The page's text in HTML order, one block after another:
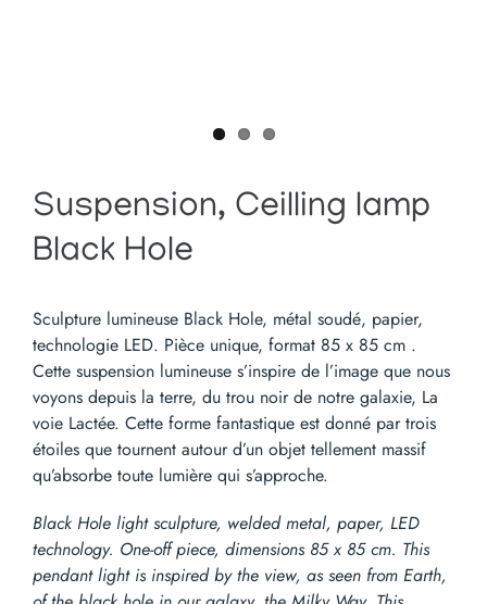
Suspension, Ceilling lamp
Black Hole
Sculpture lumineuse Black Hole, métal soudé, papier,
technologie LED. Pièce unique, format 85 x 85 cm .
Cette suspension lumineuse s’inspire de l’image que nous
voyons depuis la terre, du trou noir de notre galaxie, La
voie Lactée. Cette forme fantastique est donné par trois
étoiles que tournent autour d’un objet tellement massif
qu’absorbe toute lumière qui s’approche.
Black Hole light sculpture, welded metal, paper, LED
technology. One-off piece, dimensions 85 x 85 cm. This
pendant light is inspired by the view, as seen from Earth,